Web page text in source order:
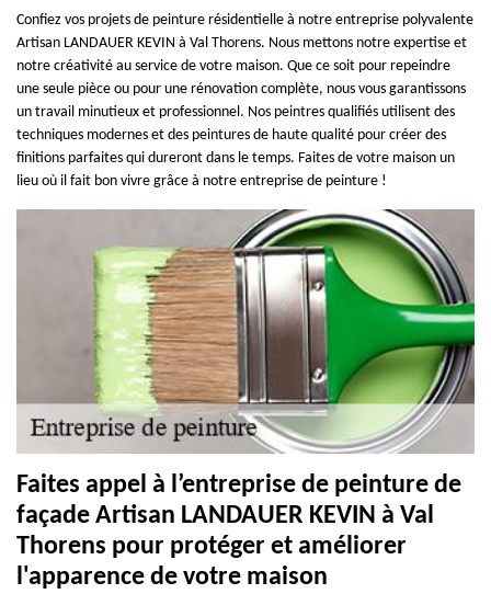
Confiez vos projets de peinture résidentielle à notre entreprise polyvalente
Artisan LANDAUER KEVIN à Val Thorens. Nous mettons notre expertise et
notre créativité au service de votre maison. Que ce soit pour repeindre
une seule pièce ou pour une rénovation complète, nous vous garantissons
un travail minutieux et professionnel. Nos peintres qualifiés utilisent des
techniques modernes et des peintures de haute qualité pour créer des
finitions parfaites qui dureront dans le temps. Faites de votre maison un
lieu où il fait bon vivre grâce à notre entreprise de peinture !
Faites appel à l’entreprise de peinture de
façade Artisan LANDAUER KEVIN à Val
Thorens pour protéger et améliorer
l'apparence de votre maison